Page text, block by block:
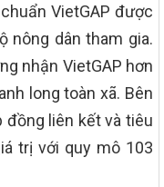
VietGAP được
nông dân tham gia.
nhận VietGAP hơn
long toàn xã. Bên
đồng liên kết và tiêu
trị với quy mô 103